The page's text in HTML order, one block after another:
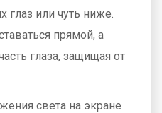
глаз или чуть ниже.
прямой, а
глаза, защищая от
света на экране